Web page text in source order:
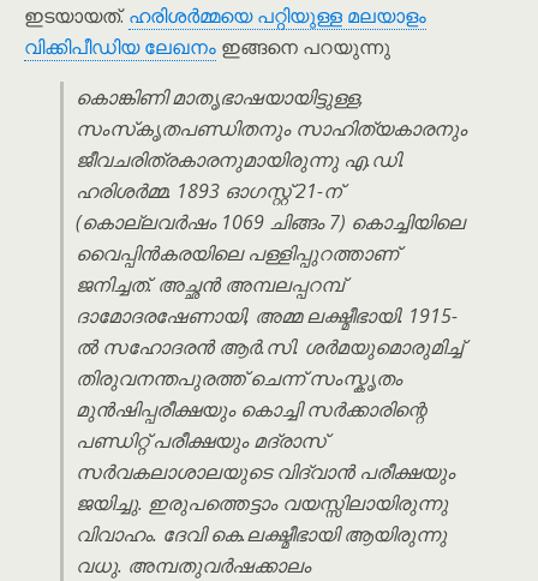
ഇടയായത്.ഹരിശർമ്മയെ പറ്റിയുള്ള മലയാളം
വിക്കിപീഡിയ ലേഖനം ഇങ്ങനെ പറയുന്നു
കൊങ്കിണി മാതൃഭാഷയായിട്ടുള്ള,
സംസ്‌കൃതപണ്ഡിതനും സാഹിത്യകാരനും
ജീവചരിത്രകാരനുമായിരുന്നു എ.ഡി.
ഹരിശർമ്മ. 1893 ഓഗസ്റ്റ് 21-ന്
(കൊല്ലവർഷം 1069 ചിങ്ങം 7) കൊച്ചിയിലെ
വൈപ്പിൻകരയിലെ പള്ളിപ്പുറത്താണ്
ജനിച്ചത്. അച്ഛൻ അമ്പലപ്പറമ്പ്
ദാമോദരഷേണായി, അമ്മ ലക്ഷ്മീഭായി. 1915-
ൽ സഹോദരൻ ആർ.സി. ശർമയുമൊരുമിച്ച്
തിരുവനന്തപുരത്ത് ചെന്ന് സംസ്കൃതം
മുൻഷിപ്പരീക്ഷയും കൊച്ചി സർക്കാരിന്റെ
പണ്ഡിറ്റ് പരീക്ഷയും മദ്രാസ്
സർവകലാശാലയുടെ വിദ്വാൻ പരീക്ഷയും
ജയിച്ചു. ഇരുപത്തെട്ടാം വയസ്സിലായിരുന്നു
വിവാഹം. ദേവി കെ.ലക്ഷ്മീഭായി ആയിരുന്നു
വധു. അമ്പതുവർഷക്കാലം